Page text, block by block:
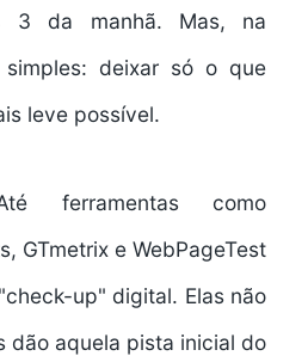
3 da manhã. Mas, na
deixar só o que
leve possível.
ferramentas como
GTmetrix e WebPageTest
up" digital. Elas não
dão aquela pista inicial do